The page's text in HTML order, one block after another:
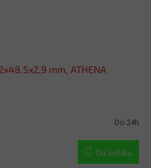
mm, ATHENA
Do 24h
Do košíku